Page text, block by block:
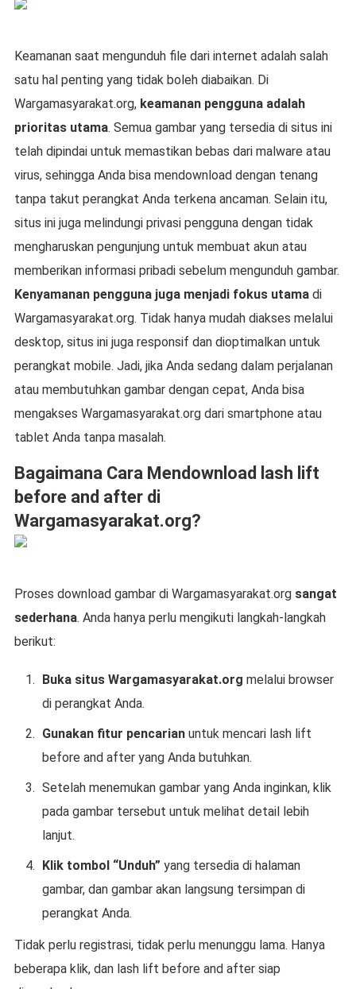
Keamanan saat mengunduh file dari internet adalah salah
satu hal penting yang tidak boleh diabaikan. Di
Wargamasyarakat.org, keamanan pengguna adalah
prioritas utama. Semua gambar yang tersedia di situs ini
telah dipindai untuk memastikan bebas dari malware atau
virus, sehingga Anda bisa mendownload dengan tenang
tanpa takut perangkat Anda terkena ancaman. Selain itu,
situs ini juga melindungi privasi pengguna dengan tidak
mengharuskan pengunjung untuk membuat akun atau
memberikan informasi pribadi sebelum mengunduh gambar.
Kenyamanan pengguna juga menjadi fokus utamadi
Wargamasyarakat.org. Tidak hanya mudah diakses melalui
desktop, situs ini juga responsif dan dioptimalkan untuk
perangkat mobile. Jadi, jika Anda sedang dalam perjalanan
atau membutuhkan gambar dengan cepat, Anda bisa
mengakses Wargamasyarakat.org dari smartphone atau
tablet Anda tanpa masalah.
Bagaimana Cara Mendownload lash lift
before and after di
Wargamasyarakat.org?
Proses download gambar di Wargamasyarakat.org sangat
sederhana. Anda hanya perlu mengikuti langkah-langkah
berikut:
Buka situs Wargamasyarakat.org melalui browser
di perangkat Anda.
Gunakan fitur pencarianuntuk mencari lash lift
before and after yang Anda butuhkan.
Setelah menemukan gambar yang Anda inginkan, klik
pada gambar tersebut untuk melihat detail lebih
lanjut.
Klik tombol “Unduh” yang tersedia di halaman
gambar, dan gambar akan langsung tersimpan di
perangkat Anda.
Tidak perlu registrasi, tidak perlu menunggu lama. Hanya
beberapa klik, dan lash lift before and after siap